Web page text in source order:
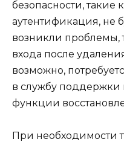
безопасности, такие
аутентификация, не
возникли проблемы,
входа после
возможно,
в службу поддержки
функции
При необходимости